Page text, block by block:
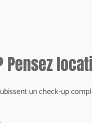
un check-up